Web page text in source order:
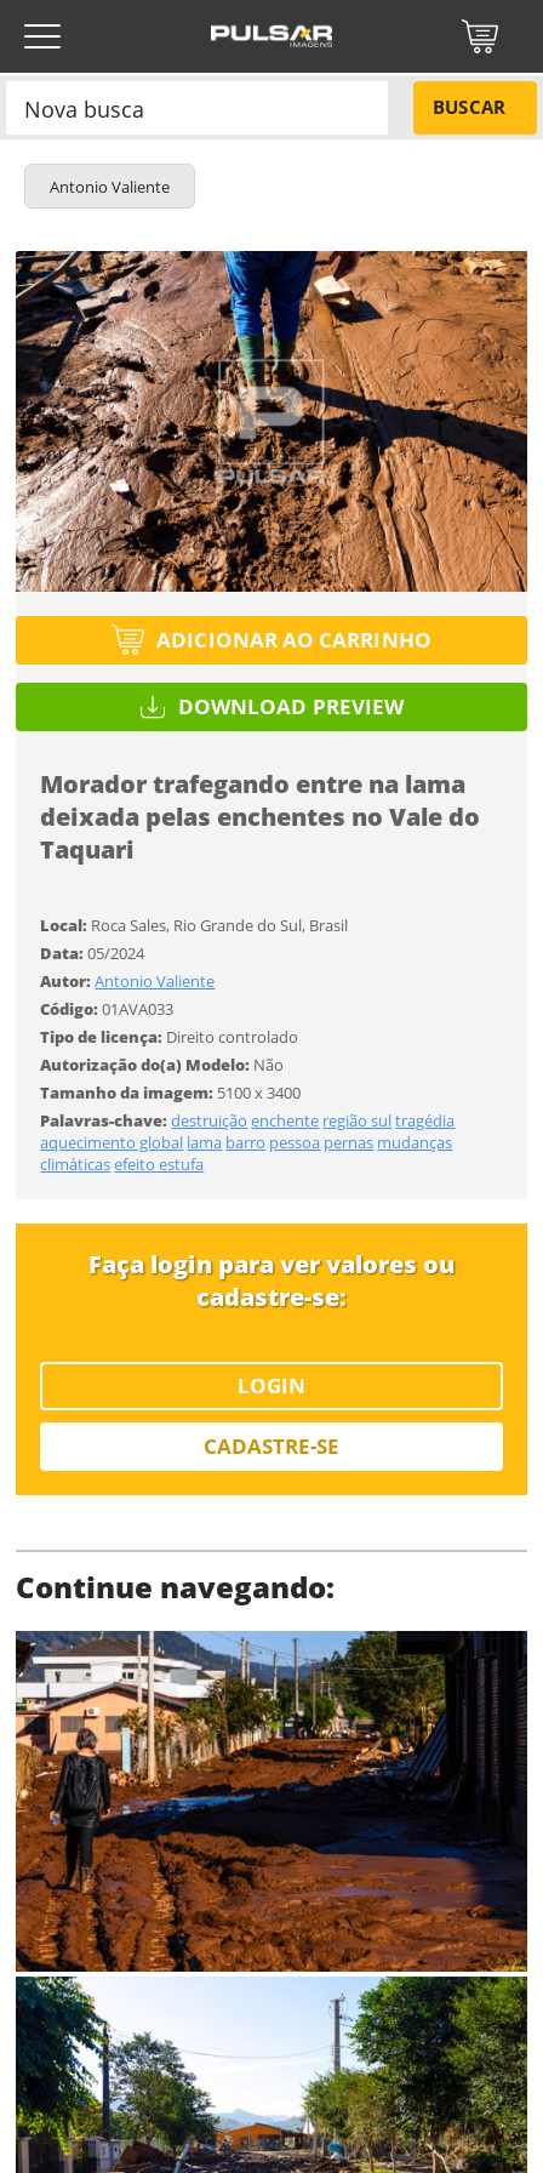
BUSCAR
Antonio Valiente
ADICIONAR AO CARRINHO
DOWNLOAD PREVIEW
Morador trafegando entre na lama
deixada pelas enchentes no Vale do
Taquari
Local: Roca Sales, Rio Grande do Sul, Brasil
Data:05/2024
Autor:Antonio Valiente
Código:01AVA033
Tipo de licença: Direito controlado
Autorização do(a) Modelo: Não
Tamanho da imagem: 5100 x 3400
Palavras-chave:destruição enchente região sultragédia
aquecimento global lama barro pessoa pernas mudanças
climáticasefeito estufa
Faça login para ver valores ou
cadastre-se:
LOGIN
CADASTRE-SE
Continue navegando:
Título do projeto
Tipo de projeto
Selecione
Utilização
Tamanho
Códigos
Título do projeto
Tipo de projeto
Utilização
Formato
Tamanho
Esqueci a senha
ENTRAR
Você ainda não tem conta?
ENTRAR
ENVIAR
Protegido por reCAPTCHA —Privacidade·Termos
SALVAR
Desejo receber novidades sobre a Pulsar Imagens
ENTRAR
Tipo de download
Limite de download
Status
NÃO
SIM
Título do projeto
Tipo de projeto
Selecione
Utilização
Tamanho
Tamanho PR$ 57,00
Tamanho MR$ 114,00
Tamanho GR$ 171,00